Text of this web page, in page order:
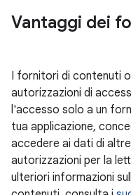
Vantaggi dei
I fornitori di contenuti
autorizzazioni di
l'accesso solo a un
tua applicazione,
accedere ai dati di
autorizzazioni per la
ulteriori informazioni